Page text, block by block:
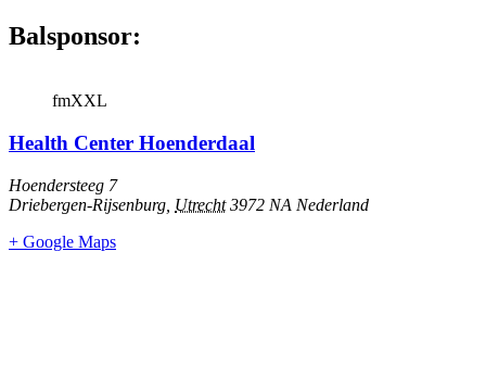
Balsponsor:
fmXXL
Health Center Hoenderdaal
Hoendersteeg 7
Driebergen-Rijsenburg Utrecht 3972 NA Nederland
+ Google Maps